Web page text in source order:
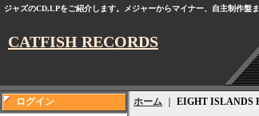
ジャズのCD,LPをご紹介します。メジャーからマイナー、自主制作盤
CATFISH RECORDS
ログイン
ホーム EIGHT ISLANDS